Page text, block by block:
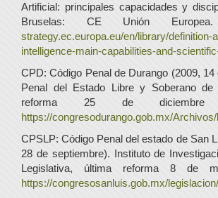
Artificial: principales capacidades y
Bruselas: CE Unión
strategy.ec.europa.eu/en/library/definition-
intelligence-main-capabilities-and-
CPD: Código Penal de Durango (2009, 14
Penal del Estado Libre y Soberano de
reforma 25 de
https://congresodurango.gob.mx/
CPSLP: Código Penal del estado de San
28 de septiembre). Instituto de
Legislativa, última reforma 8 de
https://congresosanluis.gob.mx/